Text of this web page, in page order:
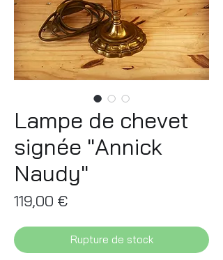
Lampe de chevet
signée "Annick
Naudy"
119,00 €Prix
Rupture de stock